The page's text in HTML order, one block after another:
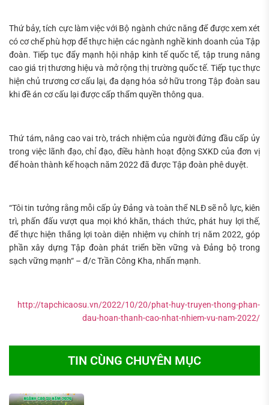
Thứ bảy, tích cực làm việc với Bộ ngành chức năng để được xem xét
có cơ chế phù hợp để thực hiện các ngành nghề kinh doanh của Tập
đoàn. Tiếp tục đẩy mạnh hội nhập kinh tế quốc tế, tập trung nâng
cao giá trị thương hiệu và mở rộng thị trường quốc tế. Tiếp tục thực
hiện chủ trương cơ cấu lại, đa dạng hóa sở hữu trong Tập đoàn sau
khi đề án cơ cấu lại được cấp thẩm quyền thông qua.
Thứ tám, nâng cao vai trò, trách nhiệm của người đứng đầu cấp ủy
trong việc lãnh đạo, chỉ đạo, điều hành hoạt động SXKD của đơn vị
để hoàn thành kế hoạch năm 2022 đã được Tập đoàn phê duyệt.
“Tôi tin tưởng rằng mỗi cấp ủy Đảng và toàn thể NLĐ sẽ nỗ lực, kiên
trì, phấn đấu vượt qua mọi khó khăn, thách thức, phát huy lợi thế,
để thực hiện thắng lợi toàn diện nhiệm vụ chính trị năm 2022, góp
phần xây dựng Tập đoàn phát triển bền vững và Đảng bộ trong
sạch vững mạnh“ – đ/c Trần Công Kha, nhấn mạnh.
http://tapchicaosu.vn/2022/10/20/phat-huy-truyen-thong-phan-
dau-hoan-thanh-cao-nhat-nhiem-vu-nam-2022/
TIN CÙNG CHUYÊN MỤC